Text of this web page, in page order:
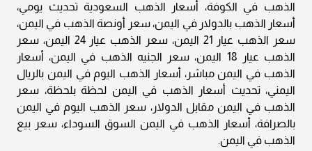
الذهب في الكوفة، أسعار الذهب السعودية تحديث يومي،
أسعار الذهب بالدولار في اليمن، سعر أونصة الذهب في اليمن،
سعر الذهب عيار 21 اليمن، سعر الذهب عيار 24 اليمن، سعر
الذهب عيار 18 اليمن، سعر الجنيه الذهب في اليمن، أسعار
الذهب في اليمن مباشر، أسعار الذهب اليوم في اليمن بالريال
اليمني، تحديث أسعار الذهب في اليمن لحظة بلحظة، سعر
الذهب في اليمن مقابل الدولار، سعر الذهب اليوم في اليمن
بالصرافة، أسعار الذهب في اليمن السوق السوداء، سعر بيع
الذهب في اليمن.